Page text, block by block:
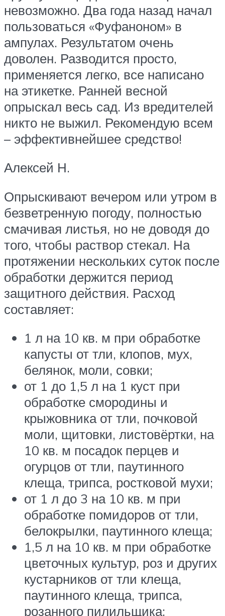
невозможно. Два года назад начал
пользоваться «Фуфаноном» в
ампулах. Результатом очень
доволен. Разводится просто,
применяется легко, все написано
на этикетке. Ранней весной
опрыскал весь сад. Из вредителей
никто не выжил. Рекомендую всем
– эффективнейшее средство!
Алексей Н.
Опрыскивают вечером или утром в
безветренную погоду, полностью
смачивая листья, но не доводя до
того, чтобы раствор стекал. На
протяжении нескольких суток после
обработки держится период
защитного действия. Расход
составляет:
1 л на 10 кв. м при обработке
капусты от тли, клопов, мух,
белянок, моли, совки;
от 1 до 1,5 л на 1 куст при
обработке смородины и
крыжовника от тли, почковой
моли, щитовки, листовёртки, на
10 кв. м посадок перцев и
огурцов от тли, паутинного
клеща, трипса, ростковой мухи;
от 1 л до 3 на 10 кв. м при
обработке помидоров от тли,
белокрылки, паутинного клеща;
1,5 л на 10 кв. м при обработке
цветочных культур, роз и других
кустарников от тли клеща,
паутинного клеща, трипса,
розанного пилильщика;